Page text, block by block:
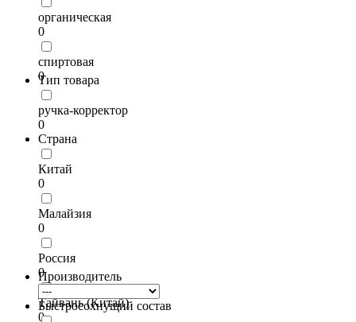
органическая
0
спиртовая
0
Тип товара
ручка-корректор
0
Страна
Китай
0
Малайзия
0
Россия
0
Тайвань (Китай)
0
Производитель
Быстросохнущий состав